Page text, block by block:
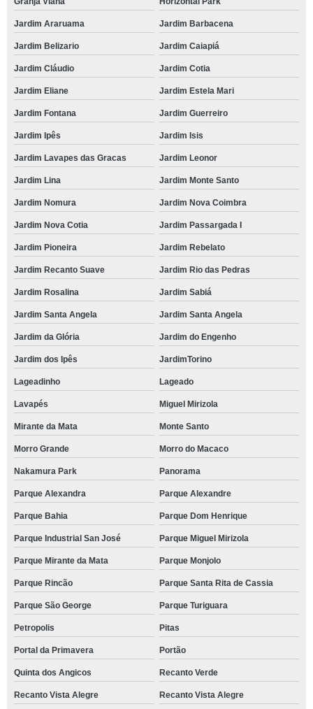
buffet para festa de confraternização contato Jardim da Glória
buffet festa corporativa Jardim Barbacena
buffet para confraternização de final de ano contato Caputera
buffet para confraternização de final de ano telefone Mirante da Mata
contato de buffet para empresa Granja Carolina
buffet para festa de confraternização telefone Parque Santa Rita de Cassia
buffet de confraternização telefone Recanto Impla
buffet para festa empresarial contato Residencial Quatro
reserva de buffet festa corporativa Parque Alexandra
contato de buffet de confraternização Jardim Estela Mari
contato de buffet para festa empresarial Jardim Estela Mari
contato de buffet para festa de confraternização Itaim Bibi
buffet para confraternização telefone Alphaville Residencial Dois
reserva de buffet para confraternização Vila de São Fernando
buffet para empresa contato Jardim do Engenho
buffet de confraternização Jardim América
buffet empresarial Chácara Granja Velha
buffet para empresa telefone Jardim Araruama
buffet para festa de confraternização Residencial Doze
buffet para confraternização de final de ano telefone Colinas de Cotia
buffet para confraternização de empresas contato São Joaquim
buffet para festa empresarial telefone Haras Bela Vista
contato de buffet para confraternização de final de ano Residencial Park
Jardim Araruama Jardim Barbacena
Jardim Belizario Jardim Caiapiá
Jardim Cláudio Jardim Cotia
Jardim Eliane Jardim Estela Mari
Jardim Fontana Jardim Guerreiro
Jardim Ipês Jardim Isis
Jardim Lavapes das Gracas Jardim Leonor
Jardim Lina Jardim Monte Santo
Jardim Nomura Jardim Nova Coimbra
Jardim Nova Cotia Jardim Passargada I
Jardim Pioneira Jardim Rebelato
Jardim Recanto Suave Jardim Rio das Pedras
Jardim Rosalina Jardim Sabiá
Jardim Santa Angela Jardim Santa Angela
Jardim da Glória Jardim do Engenho
Jardim dos Ipês JardimTorino
Lageadinho Lageado
Lavapés Miguel Mirizola
Mirante da Mata Monte Santo
Morro Grande Morro do Macaco
Nakamura Park Panorama
Parque Alexandra Parque Alexandre
Parque Bahia Parque Dom Henrique
Parque Industrial San José Parque Miguel Mirizola
Parque Mirante da Mata Parque Monjolo
Parque Rincão Parque Santa Rita de Cassia
Parque São George Parque Turiguara
Petropolis Pitas
Portal da Primavera Portão
Quinta dos Angicos Recanto Verde
Recanto Vista Alegre Recanto Vista Alegre